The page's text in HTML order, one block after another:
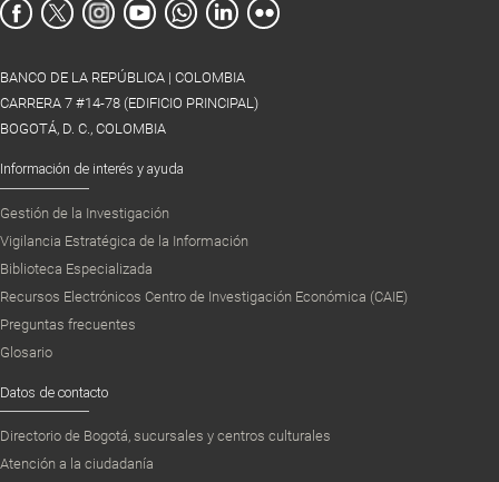
BANCO DE LA REPÚBLICA | COLOMBIA
CARRERA 7 #14-78 (EDIFICIO PRINCIPAL)
BOGOTÁ, D. C., COLOMBIA
Información de interés y ayuda
Gestión de la Investigación
Vigilancia Estratégica de la Información
Biblioteca Especializada
Recursos Electrónicos Centro de Investigación Económica (CAIE)
Preguntas frecuentes
Glosario
Datos de contacto
Directorio de Bogotá, sucursales y centros culturales
Atención a la ciudadanía